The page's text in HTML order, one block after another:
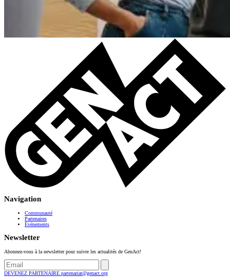
Navigation
Communauté
Partenaires
Événements
Newsletter
Abonnez-vous à la newsletter pour suivre les actualités de GenAct!
DEVENEZ PARTENAIRE partenariat@genact.org